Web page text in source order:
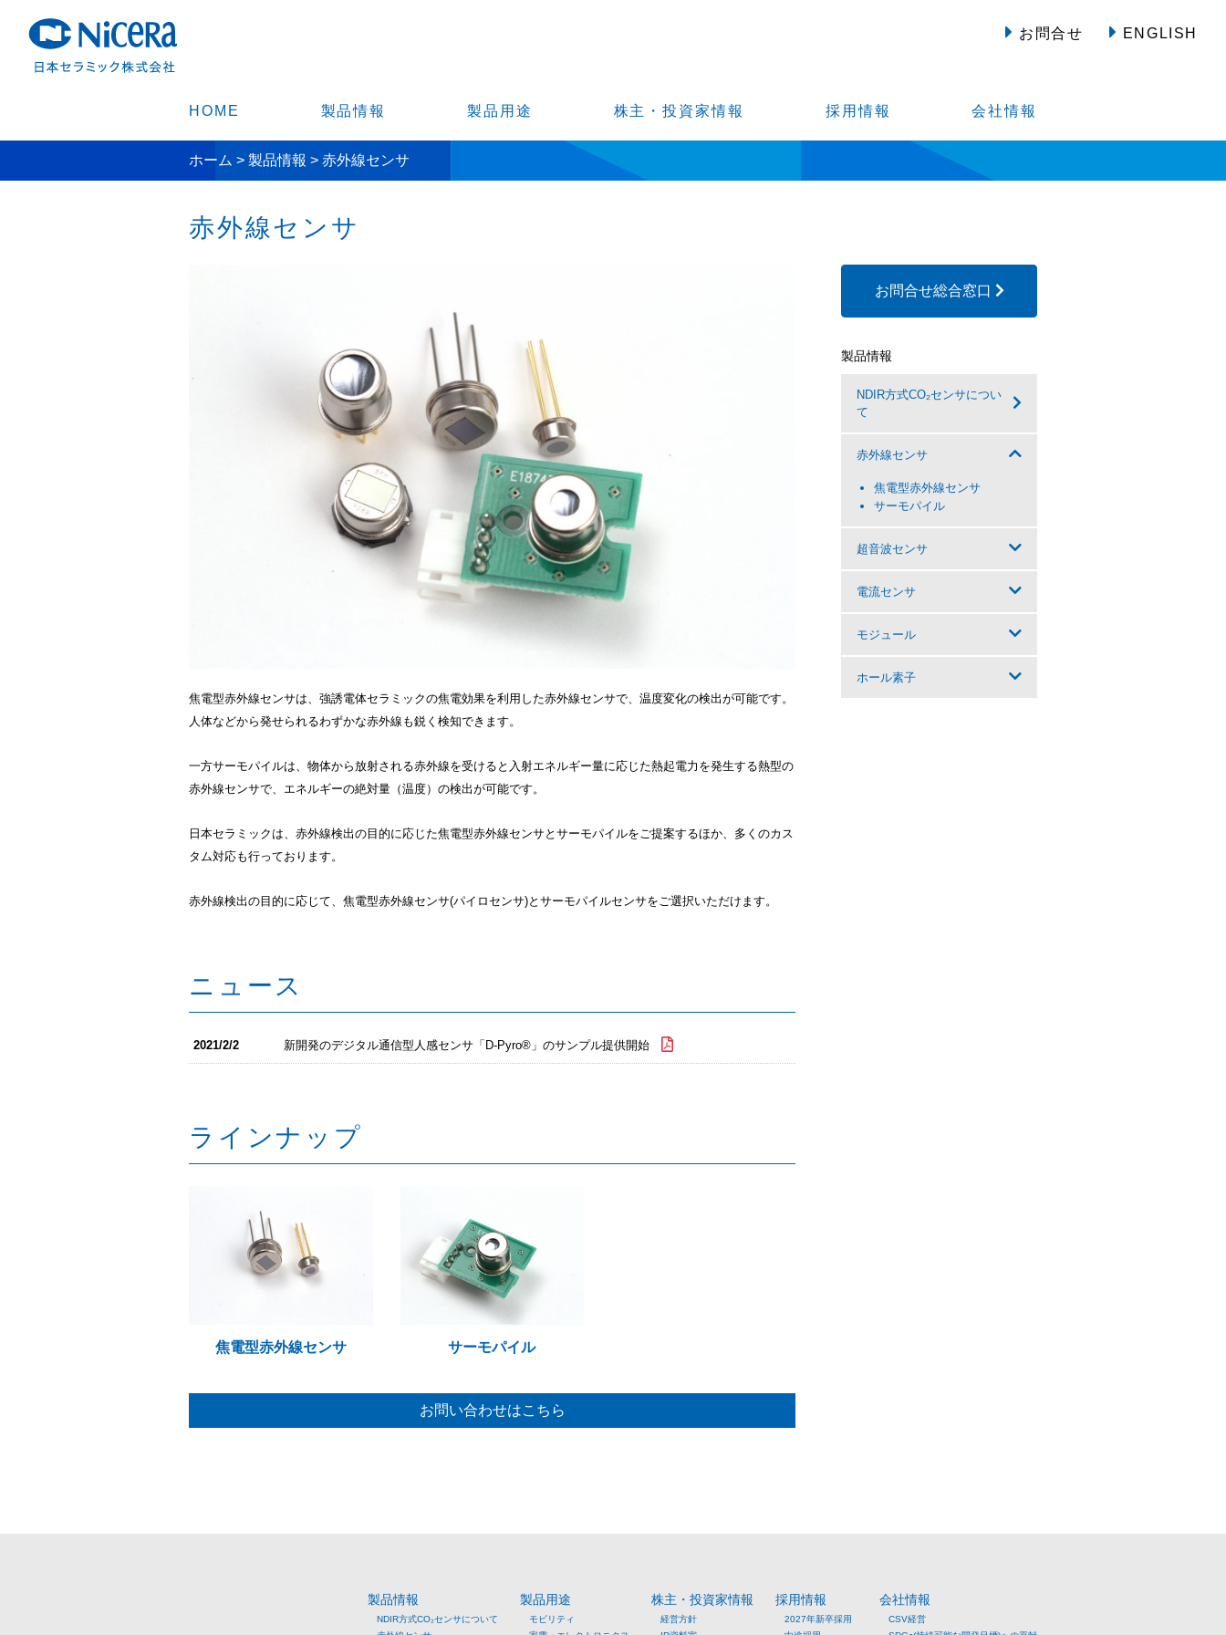
お問合せ ENGLISH
HOME 製品情報 製品用途 株主・投資家情報 採用情報 会社情報
ホーム > 製品情報 > 赤外線センサ
赤外線センサ
焦電型赤外線センサは、強誘電体セラミックの焦電効果を利用した赤外線センサで、温度変化の検出が可能です。
人体などから発せられるわずかな赤外線も鋭く検知できます。
一方サーモパイルは、物体から放射される赤外線を受けると入射エネルギー量に応じた熱起電力を発生する熱型の
赤外線センサで、エネルギーの絶対量（温度）の検出が可能です。
日本セラミックは、赤外線検出の目的に応じた焦電型赤外線センサとサーモパイルをご提案するほか、多くのカス
タム対応も行っております。
赤外線検出の目的に応じて、焦電型赤外線センサ(パイロセンサ)とサーモパイルセンサをご選択いただけます。
ニュース
2021/2/2 新開発のデジタル通信型人感センサ「D-Pyro®」のサンプル提供開始
ラインナップ
焦電型赤外線センサ サーモパイル
お問い合わせはこちら
お問合せ総合窓口
製品情報
NDIR方式CO₂センサについ
て
赤外線センサ
焦電型赤外線センサ
サーモパイル
超音波センサ
電流センサ
モジュール
ホール素子
製品情報
NDIR方式CO₂センサについて
製品用途
モビリティ
株主・投資家情報
経営方針
採用情報
2027年新卒採用
会社情報
CSV経営